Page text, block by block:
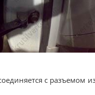
с разъемом